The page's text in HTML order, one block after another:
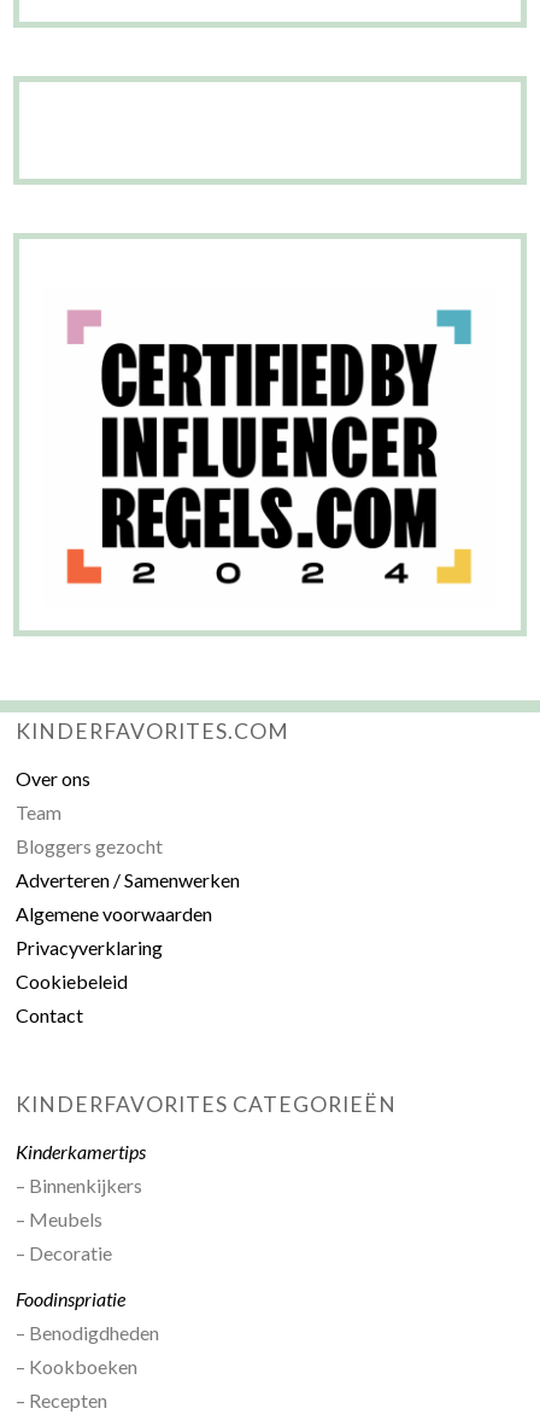
KINDERFAVORITES.COM
Over ons
Team
Bloggers gezocht
Adverteren / Samenwerken
Algemene voorwaarden
Privacyverklaring
Cookiebeleid
Contact
KINDERFAVORITES CATEGORIEËN
Kinderkamertips
– Binnenkijkers
– Meubels
– Decoratie
Foodinspriatie
– Benodigdheden
– Kookboeken
– Recepten